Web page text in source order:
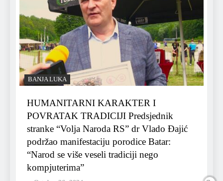
BANJA LUKA
HUMANITARNI KARAKTER I
POVRATAK TRADICIJI Predsjednik
stranke “Volja Naroda RS” dr Vlado Đajić
podržao manifestaciju porodice Batar:
“Narod se više veseli tradiciji nego
kompjuterima”